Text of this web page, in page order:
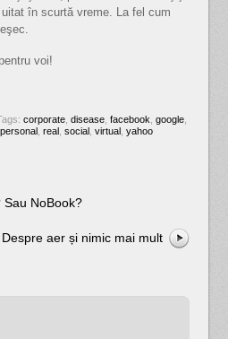
în scurtă vreme. La fel cum
voi!
corporate, disease, facebook google,
personal, real, social, virtual, yahoo
NoBook?
Despre aer și nimic mai mult